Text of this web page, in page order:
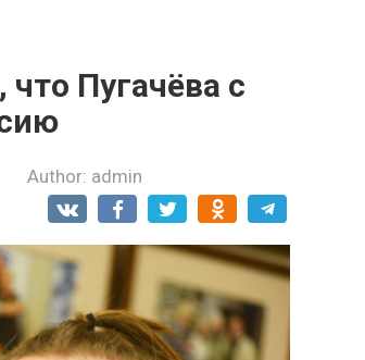
Пугачёва с
Author: admin